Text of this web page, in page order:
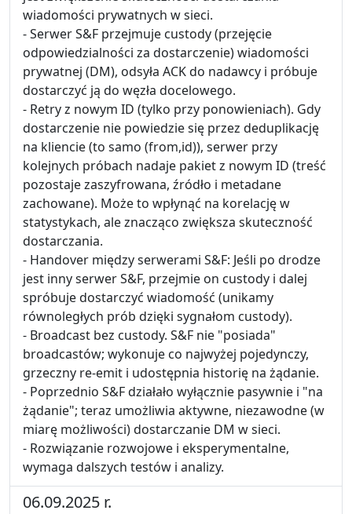
wiadomości prywatnych w sieci.
- Serwer S&F przejmuje custody (przejęcie
odpowiedzialności za dostarczenie) wiadomości
prywatnej (DM), odsyła ACK do nadawcy i próbuje
dostarczyć ją do węzła docelowego.
- Retry z nowym ID (tylko przy ponowieniach). Gdy
dostarczenie nie powiedzie się przez deduplikację
na kliencie (to samo (from,id)), serwer przy
kolejnych próbach nadaje pakiet z nowym ID (treść
pozostaje zaszyfrowana, źródło i metadane
zachowane). Może to wpłynąć na korelację w
statystykach, ale znacząco zwiększa skuteczność
dostarczania.
- Handover między serwerami S&F: Jeśli po drodze
jest inny serwer S&F, przejmie on custody i dalej
spróbuje dostarczyć wiadomość (unikamy
równoległych prób dzięki sygnałom custody).
- Broadcast bez custody. S&F nie "posiada"
broadcastów; wykonuje co najwyżej pojedynczy,
grzeczny re‑emit i udostępnia historię na żądanie.
- Poprzednio S&F działało wyłącznie pasywnie i "na
żądanie"; teraz umożliwia aktywne, niezawodne (w
miarę możliwości) dostarczanie DM w sieci.
- Rozwiązanie rozwojowe i eksperymentalne,
wymaga dalszych testów i analizy.
06.09.2025 r.